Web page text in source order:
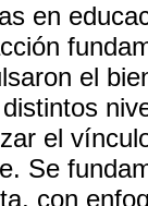
en
el
el
Se
con